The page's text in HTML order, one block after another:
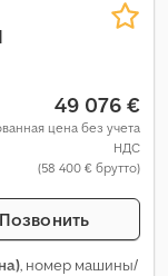
49 076 €
цена без учета
НДС
(58 400 € брутто)
Позвонить
, номер машины/